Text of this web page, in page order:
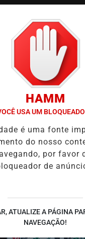
Notícia
JACKSON
HAMM
USA UM
é uma fonte
do nosso
por favor
de
ATUALIZE A PÁGINA
NAVEGAÇÃO!